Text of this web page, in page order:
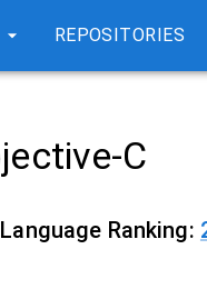
REPOSITORIES
C
Ranking: